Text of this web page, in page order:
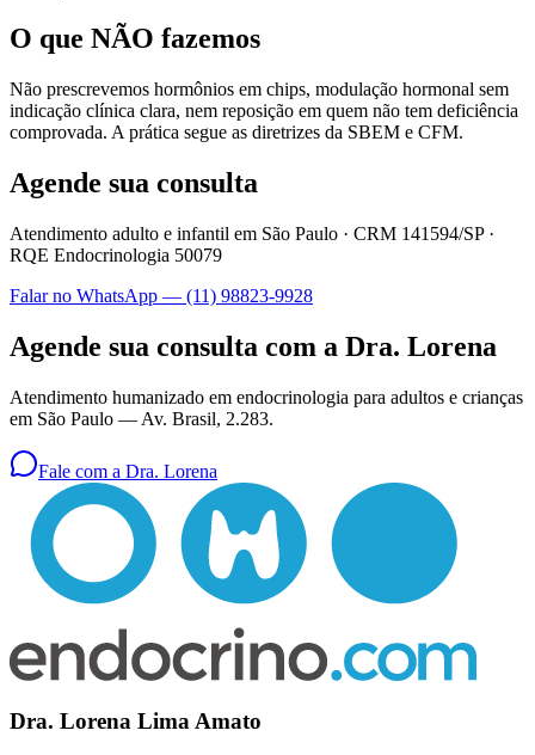
O que NÃO fazemos
Não prescrevemos hormônios em chips, modulação hormonal sem
indicação clínica clara, nem reposição em quem não tem deficiência
comprovada. A prática segue as diretrizes da SBEM e CFM.
Agende sua consulta
Atendimento adulto e infantil em São Paulo · CRM 141594/SP·
RQE Endocrinologia 50079
Falar no WhatsApp — (11) 98823-9928
Agende sua consulta com a Dra. Lorena
Atendimento humanizado em endocrinologia para adultos e crianças
em São Paulo — Av. Brasil, 2.283.
Fale com a Dra. Lorena
Dra. Lorena Lima Amato